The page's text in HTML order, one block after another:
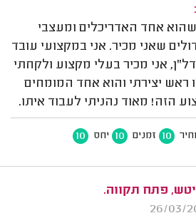
אחד האדריכלים ומעצבי
שאני מכיר. אני במקצועי עובד
אני מכיר בעלי מקצוע ולקחתי
ראש יצירתי והוא אחד המומחים
הזה! מאוד נהניתי לעבוד איתו.
10 זמנים 10 יחס 10
פתח תקווה.